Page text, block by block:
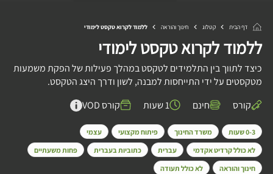
דף הבית קטלוג חינוך והוראה ללמוד לקרוא טקסט לימודי
ללמוד לקרוא טקסט לימודי
כיצד לתווך בין התלמידים לטקסט במהלך פעילות של הפקת משמעות
מטקסטים על ידי התייחסות למבנה, לשון ודרך היצג הטקסט.
קורס
חינם 1 שעות קורס VOD
0-3 שעות משרד החינוך פיתוח מקצועי
עצמי
לא כולל קרדיט אקדמי
עברית כתוביות בעברית
פחות משעתיים
חינוך והוראה
לא כולל תעודה